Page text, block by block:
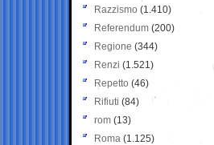
Razzismo (1.410)
Referendum (200)
Regione (344)
Renzi (1.521)
Repetto (46)
Rifiuti (84)
rom (13)
Roma (1.125)